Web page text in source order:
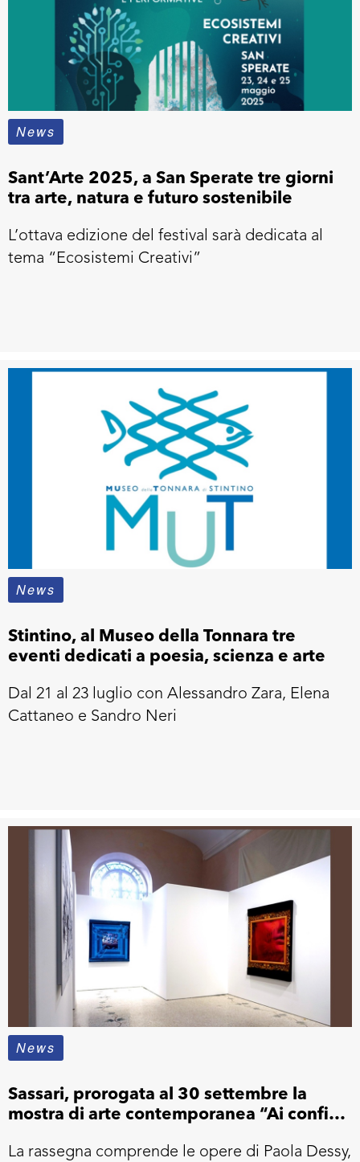
News
Sant’Arte 2025, a San Sperate tre giorni
tra arte, natura e futuro sostenibile
L’ottava edizione del festival sarà dedicata al
tema “Ecosistemi Creativi”
News
Stintino, al Museo della Tonnara tre
eventi dedicati a poesia, scienza e arte
Dal 21 al 23 luglio con Alessandro Zara, Elena
Cattaneo e Sandro Neri
News
Sassari, prorogata al 30 settembre la
mostra di arte contemporanea “Ai confini
La rassegna comprende le opere di Paola Dessy,